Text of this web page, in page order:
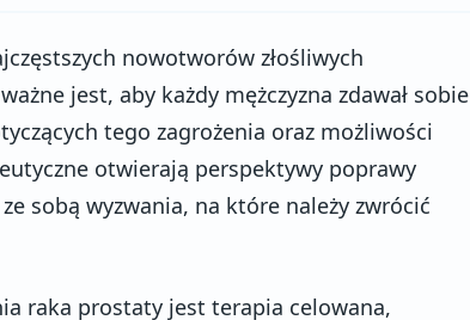
nowotworów złośliwych
jest, aby każdy mężczyzna zdawał sobie
tego zagrożenia oraz możliwości
otwierają perspektywy poprawy
sobą wyzwania, na które należy zwrócić
raka prostaty jest terapia celowana,